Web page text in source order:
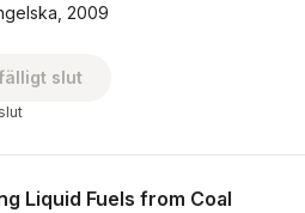
2009
slut
Liquid Fuels from Coal